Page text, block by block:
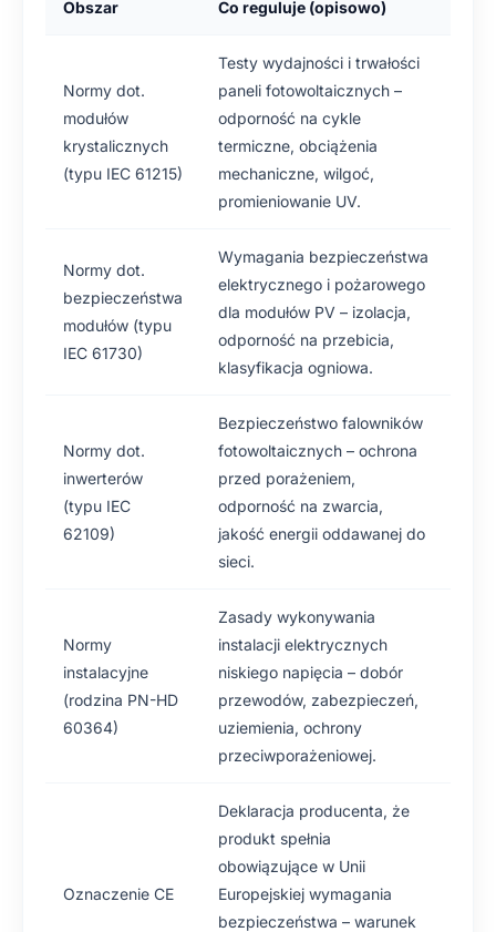
Obszar Co reguluje (opisowo)
Normy dot.
modułów
krystalicznych
(typu IEC 61215)
Testy wydajności i trwałości
paneli fotowoltaicznych –
odporność na cykle
termiczne, obciążenia
mechaniczne, wilgoć,
promieniowanie UV.
Normy dot.
bezpieczeństwa
modułów (typu
IEC 61730)
Wymagania bezpieczeństwa
elektrycznego i pożarowego
dla modułów PV – izolacja,
odporność na przebicia,
klasyfikacja ogniowa.
Normy dot.
inwerterów
(typu IEC
62109)
Bezpieczeństwo falowników
fotowoltaicznych – ochrona
przed porażeniem,
odporność na zwarcia,
jakość energii oddawanej do
sieci.
Normy
instalacyjne
(rodzina PN-HD
60364)
Zasady wykonywania
instalacji elektrycznych
niskiego napięcia – dobór
przewodów, zabezpieczeń,
uziemienia, ochrony
przeciwporażeniowej.
Oznaczenie CE
Deklaracja producenta, że
produkt spełnia
obowiązujące w Unii
Europejskiej wymagania
bezpieczeństwa – warunek